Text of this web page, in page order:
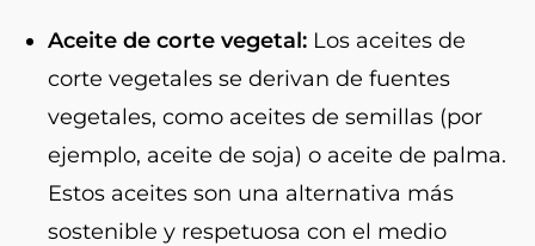
Aceite de corte vegetal: Los aceites de
corte vegetales se derivan de fuentes
vegetales, como aceites de semillas (por
ejemplo, aceite de soja) o aceite de palma.
Estos aceites son una alternativa más
sostenible y respetuosa con el medio